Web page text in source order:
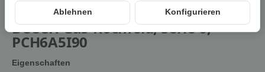
BOSCH Gas-Kochfeld, Serie 6,
PCH6A5I90
Eigenschaften
Ablehnen Konfigurieren